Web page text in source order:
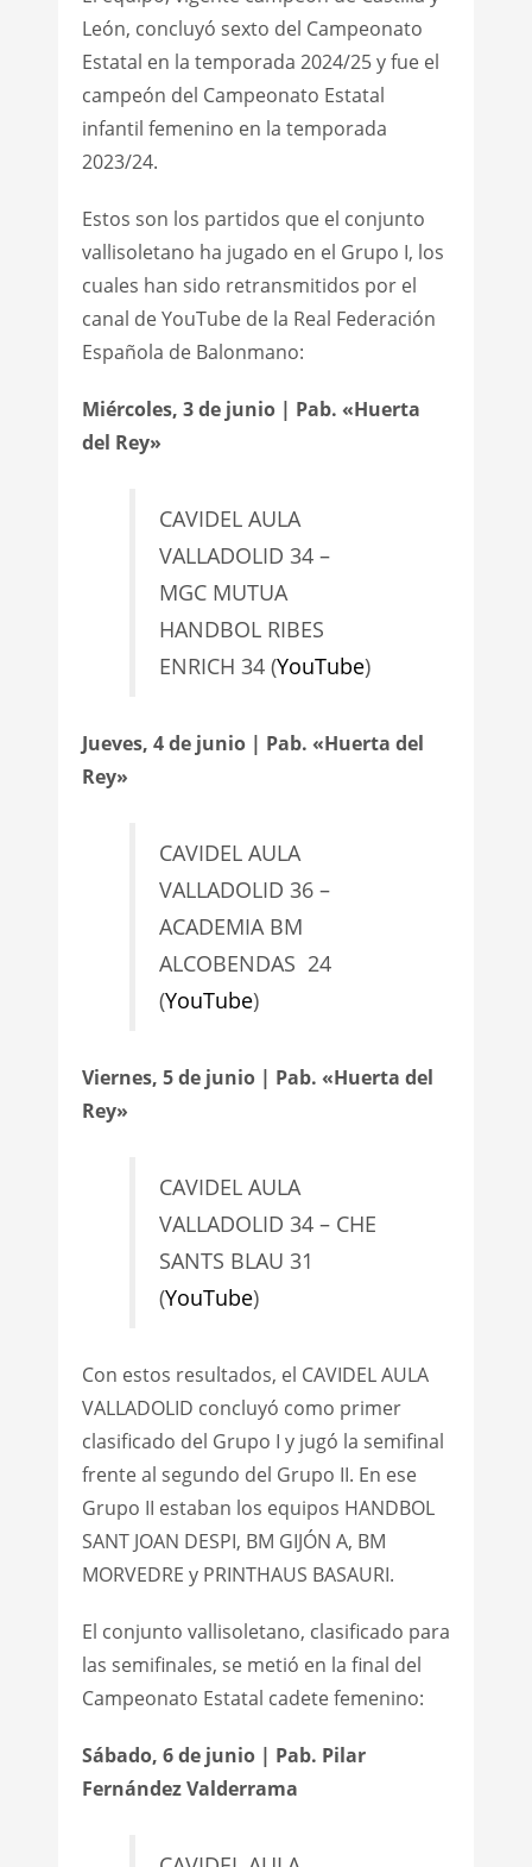
León, concluyó sexto del Campeonato
Estatal en la temporada 2024/25 y fue el
campeón del Campeonato Estatal
infantil femenino en la temporada
2023/24.
Estos son los partidos que el conjunto
vallisoletano ha jugado en el Grupo I, los
cuales han sido retransmitidos por el
canal de YouTube de la Real Federación
Española de Balonmano:
Miércoles, 3 de junio | Pab. «Huerta
del Rey»
CAVIDEL AULA
VALLADOLID 34 –
MGC MUTUA
HANDBOL RIBES
ENRICH 34 (YouTube)
Jueves, 4 de junio | Pab. «Huerta del
Rey»
CAVIDEL AULA
VALLADOLID 36 –
ACADEMIA BM
ALCOBENDAS 24
(YouTube)
Viernes, 5 de junio | Pab. «Huerta del
Rey»
CAVIDEL AULA
VALLADOLID 34 – CHE
SANTS BLAU 31
(YouTube)
Con estos resultados, el CAVIDEL AULA
VALLADOLID concluyó como primer
clasificado del Grupo I y jugó la semifinal
frente al segundo del Grupo II. En ese
Grupo II estaban los equipos HANDBOL
SANT JOAN DESPI, BM GIJÓN A, BM
MORVEDRE y PRINTHAUS BASAURI.
El conjunto vallisoletano, clasificado para
las semifinales, se metió en la final del
Campeonato Estatal cadete femenino:
Sábado, 6 de junio | Pab. Pilar
Fernández Valderrama